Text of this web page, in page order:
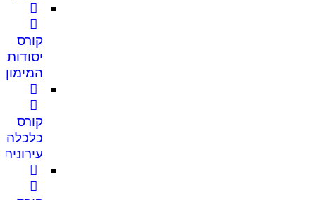
קורס
יסודות
המימון
קורס
כלכלה
עירונית